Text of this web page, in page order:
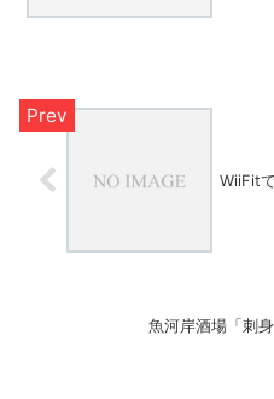
WiiFit
魚河岸酒場「刺身